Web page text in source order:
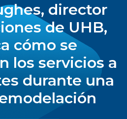
director
de UHB,
cómo se
los servicios a
durante una